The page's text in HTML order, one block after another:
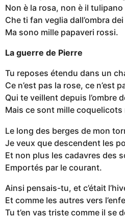
Non è la rosa, non è il tulipano
Che ti fan veglia dall’ombra
Ma sono mille papaveri rossi.
La guerre de Pierre
Tu reposes étendu dans un
Ce n’est pas la rose, ce n’est
Qui te veillent depuis l’ombre
Mais ce sont mille coquelicots
Le long des berges de mon
Je veux que descendent les
Et non plus les cadavres des
Emportés par le courant.
Ainsi pensais-tu, et c’était
Et comme les autres vers
Tu t’en vas triste comme il se